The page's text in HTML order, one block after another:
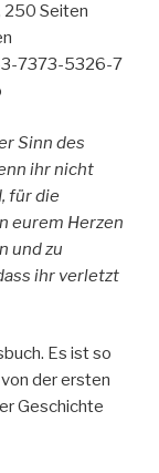
250 Seiten
7373-5326-7
Sinn des
ihr nicht
für die
eurem Herzen
und zu
ihr verletzt
Es ist so
der ersten
Geschichte